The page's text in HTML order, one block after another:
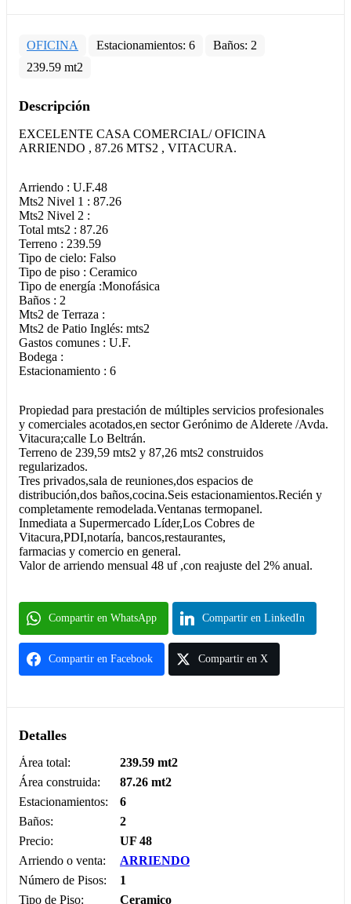
OFICINA Estacionamientos: 6 Baños: 2
239.59 mt2
Descripción
EXCELENTE CASA COMERCIAL/ OFICINA
ARRIENDO , 87.26 MTS2 , VITACURA.
Arriendo : U.F.48
Mts2 Nivel 1 : 87.26
Mts2 Nivel 2 :
Total mts2 : 87.26
Terreno : 239.59
Tipo de cielo: Falso
Tipo de piso : Ceramico
Tipo de energía :Monofásica
Baños : 2
Mts2 de Terraza :
Mts2 de Patio Inglés: mts2
Gastos comunes : U.F.
Bodega :
Estacionamiento : 6
Propiedad para prestación de múltiples servicios profesionales
y comerciales acotados,en sector Gerónimo de Alderete /Avda.
Vitacura;calle Lo Beltrán.
Terreno de 239,59 mts2 y 87,26 mts2 construidos
regularizados.
Tres privados,sala de reuniones,dos espacios de
distribución,dos baños,cocina.Seis estacionamientos.Recién y
completamente remodelada.Ventanas termopanel.
Inmediata a Supermercado Líder,Los Cobres de
Vitacura,PDI,notaría, bancos,restaurantes,
farmacias y comercio en general.
Valor de arriendo mensual 48 uf ,con reajuste del 2% anual.
Compartir en WhatsApp Compartir en LinkedIn
Compartir en Facebook Compartir en X
Detalles
Área total:
239.59 mt2
Área construida:
87.26 mt2
Estacionamientos:
6
Baños:
2
Precio:
UF 48
Arriendo o venta:
ARRIENDO
Número de Pisos:
1
Tipo de Piso:
Ceramico